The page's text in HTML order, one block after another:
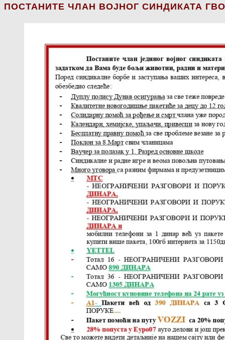
ПОСТАНИТЕ ЧЛАН ВОЈНОГ СИНДИКАТА